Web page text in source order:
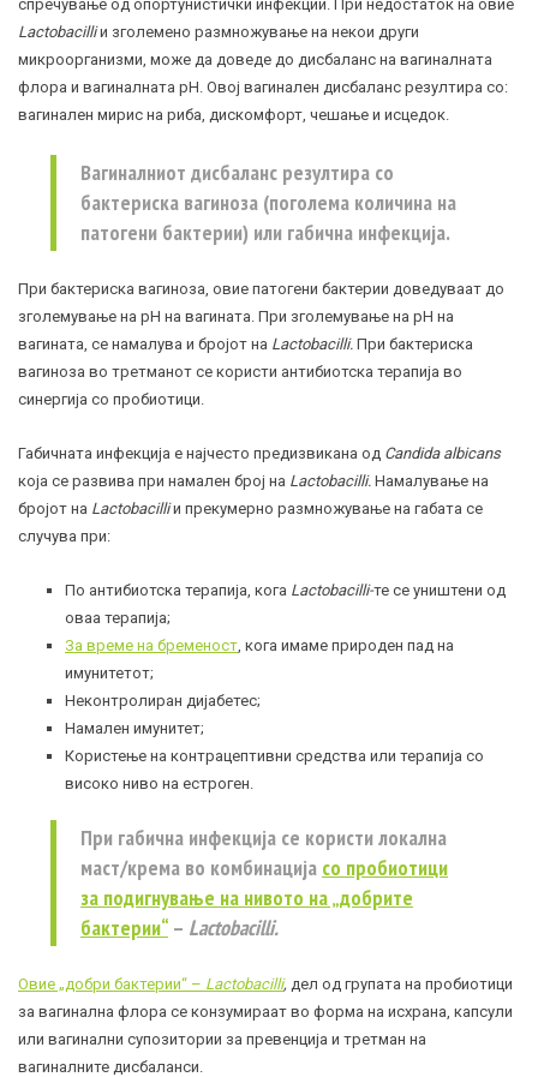
спречување од опортунистички инфекции. При недостаток на овие
Lactobacilliи зголемено размножување на некои други
микроорганизми, може да доведе до дисбаланс на вагиналната
флора и вагиналната pH. Овој вагинален дисбаланс резултира со:
вагинален мирис на риба, дискомфорт, чешање и исцедок.
Вагиналниот дисбаланс резултира со
бактериска вагиноза (поголема количина на
патогени бактерии) или габична инфекција.
При бактериска вагиноза, овие патогени бактерии доведуваат до
зголемување на pH на вагината. При зголемување на pH на
вагината, се намалува и бројот на Lactobacilli. При бактериска
вагиноза во третманот се користи антибиотска терапија во
синергија со пробиотици
Габичната инфекција е најчесто предизвикана од Candida albicans
која се развива при намален број на Lactobacilli. Намалување на
бројот на Lactobacilliи прекумерно размножување на габата се
случува при:
По антибиотска терапија, кога Lactobacilli-те се уништени од
оваа терапија;
За време на бременост , кога имаме природен пад на
имунитетот;
Неконтролиран дијабетес;
Намален имунитет;
Користење на контрацептивни средства или терапија со
високо ниво на естроген.
При габична инфекција се користи локална
маст/крема во комбинација со пробиотици
за подигнување на нивото на „добрите
бактерии“ – Lactobacilli.
Овие „добри бактерии“ – Lactobacilli, дел од групата на пробиотици
за вагинална флора се конзумираат во форма на исхрана, капсули
или вагинални супозитории за превенција и третман на
вагиналните дисбаланси.